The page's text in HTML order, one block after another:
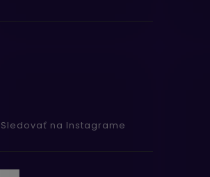
Sledovať na Instagrame